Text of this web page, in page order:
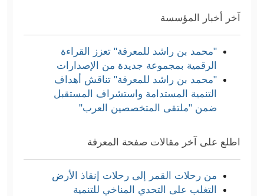
آخر أخبار المؤسسة
"محمد بن راشد للمعرفة" تعزز القراءة
الرقمية بمجموعة جديدة من الإصدارات
"محمد بن راشد للمعرفة" تناقش أهداف
التنمية المستدامة واستشراف المستقبل
ضمن "ملتقى المتخصصين العرب"
اطلع على آخر مقالات صفحة المعرفة
من رحلات القمر إلى رحلات إنقاذ الأرض
التغلب على التحدي المناخي للتنمية